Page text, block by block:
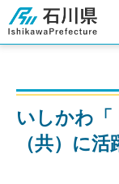
石川県
いしかわ「
（共）に